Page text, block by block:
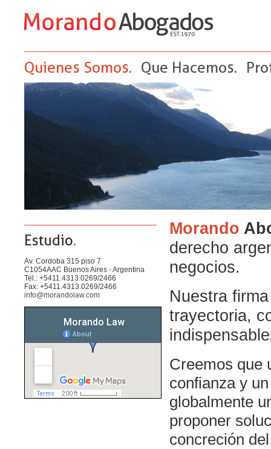
Quienes Somos. Que Hacemos.
Estudio.
Av. Cordoba 315 piso 7
C1054AAC Buenos Aires - Argentina
Tel.: +5411.4313.0269/2466
Fax: +5411.4313.0269/2466
info@morandolaw.com
Morando
derecho
negocios.
Nuestra
trayectoria,
Creemos que
confianza y
globalmente
proponer
concreción